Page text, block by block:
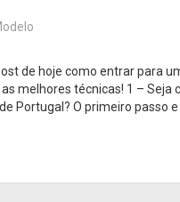
de hoje como entrar para
melhores técnicas! 1 – Seja
Portugal? O primeiro passo